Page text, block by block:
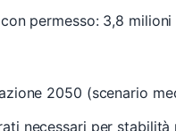
permesso: 3,8 milioni
2050 (scenario
necessari per stabilità